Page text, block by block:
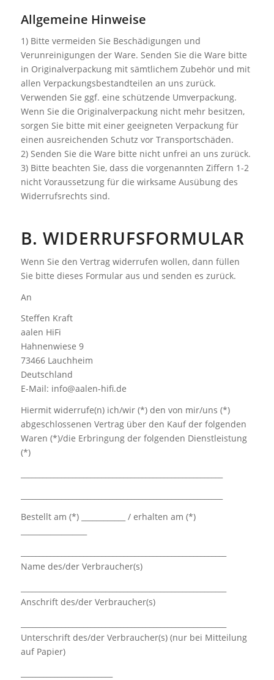
Allgemeine Hinweise
1) Bitte vermeiden Sie Beschädigungen und
Verunreinigungen der Ware. Senden Sie die Ware bitte
in Originalverpackung mit sämtlichem Zubehör und mit
allen Verpackungsbestandteilen an uns zurück.
Verwenden Sie ggf. eine schützende Umverpackung.
Wenn Sie die Originalverpackung nicht mehr besitzen,
sorgen Sie bitte mit einer geeigneten Verpackung für
einen ausreichenden Schutz vor Transportschäden.
2) Senden Sie die Ware bitte nicht unfrei an uns zurück.
3) Bitte beachten Sie, dass die vorgenannten Ziffern 1-2
nicht Voraussetzung für die wirksame Ausübung des
Widerrufsrechts sind.
B. WIDERRUFSFORMULAR
Wenn Sie den Vertrag widerrufen wollen, dann füllen
Sie bitte dieses Formular aus und senden es zurück.
An
Steffen Kraft
aalen HiFi
Hahnenwiese 9
73466 Lauchheim
Deutschland
E-Mail: info@aalen-hifi.de
Hiermit widerrufe(n) ich/wir (*) den von mir/uns (*)
abgeschlossenen Vertrag über den Kauf der folgenden
Waren (*)/die Erbringung der folgenden Dienstleistung
(*)
Bestellt am (*) ____________ / erhalten am (*)
Name des/der Verbraucher(s)
Anschrift des/der Verbraucher(s)
Unterschrift des/der Verbraucher(s) (nur bei Mitteilung
auf Papier)